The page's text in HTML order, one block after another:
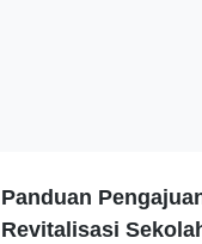
Panduan
Revitalisasi